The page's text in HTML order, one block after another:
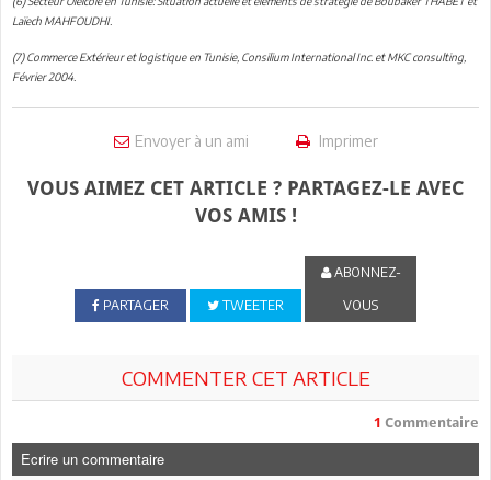
Laïech MAHFOUDHI.
(7) Commerce Extérieur et logistique en Tunisie, Consilium International Inc. et MKC consulting,
Février 2004.
Envoyer à un ami Imprimer
VOUS AIMEZ CET ARTICLE ? PARTAGEZ-LE AVEC
VOS AMIS !
PARTAGER TWEETER
ABONNEZ-
VOUS
COMMENTER CET ARTICLE
1 Commentaire
Ecrire un commentaire